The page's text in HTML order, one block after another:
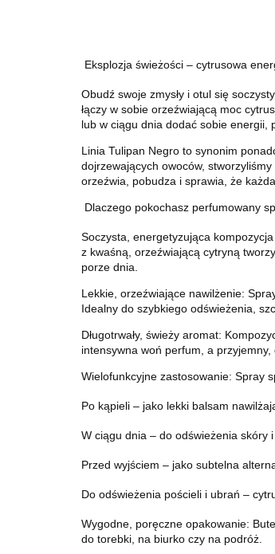
Eksplozja świeżości – cytrusowa
Obudź swoje zmysły i otul się
łączy w sobie orzeźwiającą moc
lub w ciągu dnia dodać sobie energii,
Linia Tulipan Negro to synonim
dojrzewających owoców,
orzeźwia, pobudza i sprawia, że
Dlaczego pokochasz perfumowany
Soczysta, energetyzująca
z kwaśną, orzeźwiającą cytryną
porze dnia.
Lekkie, orzeźwiające nawilżenie:
Idealny do szybkiego odświeżenia,
Długotrwały, świeży aromat:
intensywna woń perfum, a przyjemny,
Wielofunkcyjne zastosowanie: Spray
Po kąpieli – jako lekki balsam
W ciągu dnia – do odświeżenia skóry
Przed wyjściem – jako subtelna
Do odświeżenia pościeli i ubrań –
Wygodne, poręczne opakowanie:
do torebki, na biurko czy na podróż.